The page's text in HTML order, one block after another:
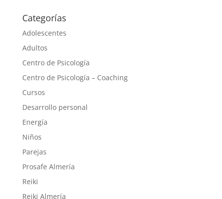
Categorías
Adolescentes
Adultos
Centro de Psicología
Centro de Psicología – Coaching
Cursos
Desarrollo personal
Energía
Niños
Parejas
Prosafe Almería
Reiki
Reiki Almería